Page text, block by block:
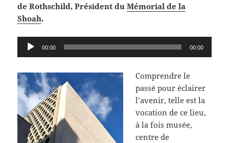
de Rothschild, Président duMémorial de la
Shoah.
Lecteur00:00 00:00
Comprendre le
passé pour éclairer
l’avenir, telle est la
vocation de ce lieu,
à la fois musée,
centre de